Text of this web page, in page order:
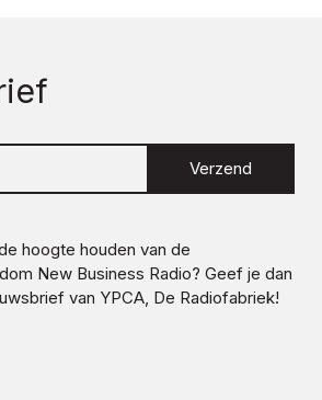
Verzend
hoogte houden van de
New Business Radio? Geef je dan
van YPCA, De Radiofabriek!